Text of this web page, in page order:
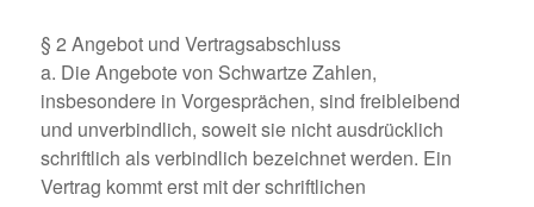
§ 2 Angebot und Vertragsabschluss
a. Die Angebote von Schwartze Zahlen,
insbesondere in Vorgesprächen, sind freibleibend
und unverbindlich, soweit sie nicht ausdrücklich
schriftlich als verbindlich bezeichnet werden. Ein
Vertrag kommt erst mit der schriftlichen